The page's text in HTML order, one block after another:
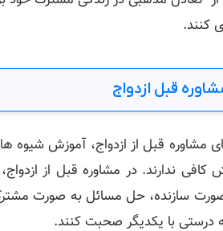
کنند.
قبل ازدواج
مشاوره قبل از ازدواج، آموزش شیوه
کافی ندارند. در مشاوره قبل از
سازنده، حل مسائل به صورت مشترک
درستی با یکدیگر صحبت کنند.